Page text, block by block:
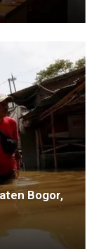
Bogor,